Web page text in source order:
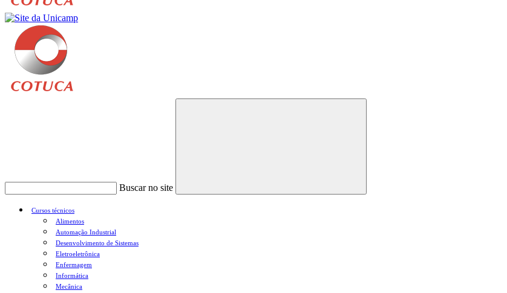
Buscar no site
Buscar
Cursos técnicos
Alimentos
Automação Industrial
Desenvolvimento de Sistemas
Eletroeletrônica
Enfermagem
Informática
Mecânica